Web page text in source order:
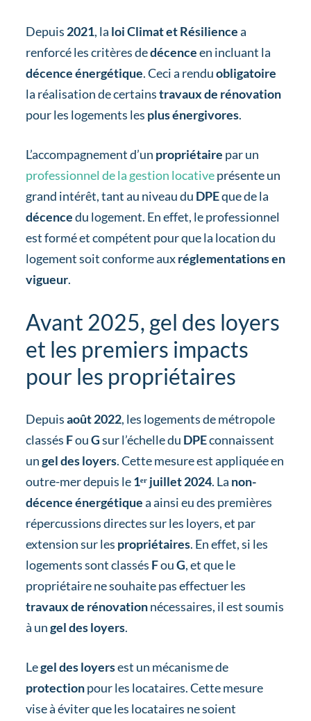
Depuis 2021, la loi Climat et Résiliencea
renforcé les critères dedécenceen incluant la
décence énergétique. Ceci a renduobligatoire
la réalisation de certainstravaux de rénovation
pour les logements les plusénergivores.
L’accompagnement d’un propriétaire par un
professionnel de la gestion locativeprésente un
grand intérêt, tant au niveau du DPEque de la
décencedu logement. En effet, le professionnel
est formé et compétent pour que la location du
logement soit conforme auxréglementations en
vigueur.
Avant 2025, gel des loyers
et les premiers impacts
pour les propriétaires
Depuisaoût 2022, les logements de métropole
classés FouGsur l’échelle du DPEconnaissent
ungel des loyers. Cette mesure est appliquée en
outre-mer depuis le1ᵉʳ juillet 2024. La non-
décence énergétiquea ainsi eu des premières
répercussions directes sur les loyers, et par
extension sur les propriétaires. En effet, si les
logements sont classés FouG, et que le
propriétaire ne souhaite pas effectuer les
travaux de rénovationnécessaires, il est soumis
à ungel des loyers.
Legel des loyersest un mécanisme de
protectionpour les locataires. Cette mesure
vise à éviter que les locataires ne soient